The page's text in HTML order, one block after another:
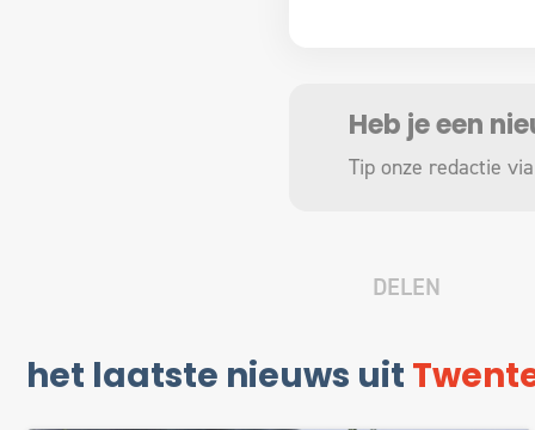
Heb je een
Tip onze redactie
DELEN
het laatste nieuws uit